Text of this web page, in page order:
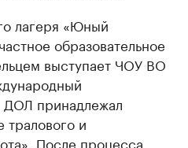
лагеря «Юный
образовательное
выступает ЧОУ ВО
ДОЛ принадлежал
тралового и
После процесса